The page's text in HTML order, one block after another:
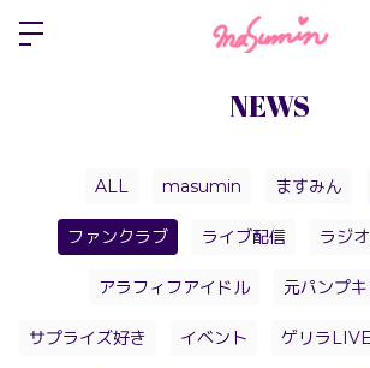
NEWS
ALL masumin ますみん
ファンクラブ ライブ配信 ラジ
アラフィフアイドル 元パンプ
サプライズ好き イベント ゲリラLIVE